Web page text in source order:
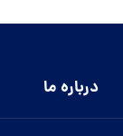
درباره ما